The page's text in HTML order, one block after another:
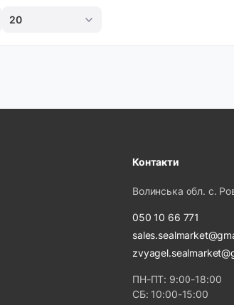
20
Контакти
Волинська обл. с.
050 10 66 771
ПН-ПТ: 9:00-18:00
СБ: 10:00-15:00